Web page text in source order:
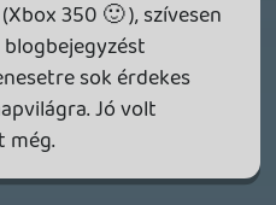
ERŐS TESZT
3